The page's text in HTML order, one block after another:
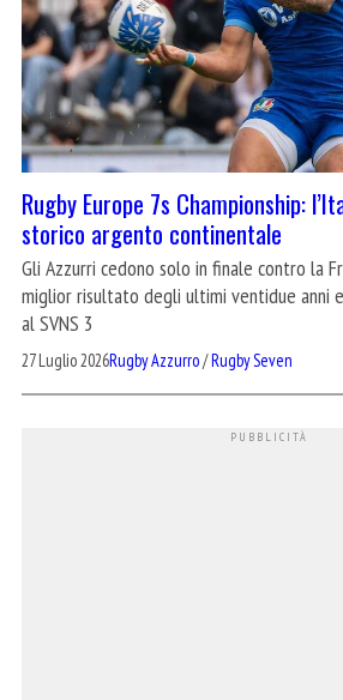
Rugby Europe 7s Championship:
storico argento continentale
Gli Azzurri cedono solo in finale contro la
miglior risultato degli ultimi ventidue anni e
al SVNS 3
27 Luglio 2026Rugby Azzurro/Rugby Seven